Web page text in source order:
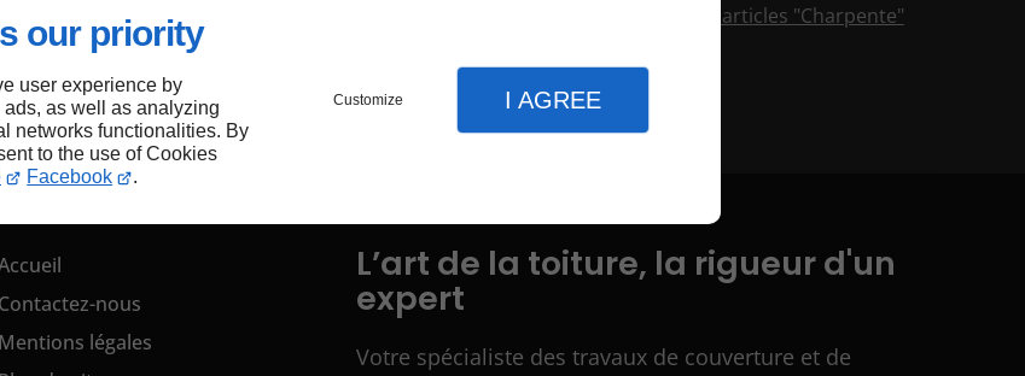
our priority
user experience by
as well as analyzing
networks functionalities. By
to the use of Cookies
Facebook .
Customize I AGREE
Plus d'articles "Charpente"
Contactez-nous
Mentions légales
L’art de la toiture, la rigueur d'un
expert
Votre spécialiste des travaux de couverture et de